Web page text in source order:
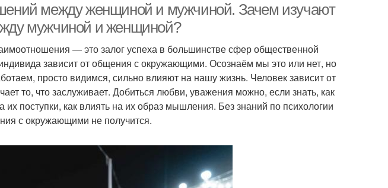
между женщиной и мужчиной. Зачем изучают
мужчиной и женщиной?
— это залог успеха в большинстве сфер общественной
зависит от общения с окружающими. Осознаём мы это или нет, но
просто видимся, сильно влияют на нашу жизнь. Человек зависит от
то, что заслуживает. Добиться любви, уважения можно, если знать, как
поступки, как влиять на их образ мышления. Без знаний по психологии
с окружающими не получится.